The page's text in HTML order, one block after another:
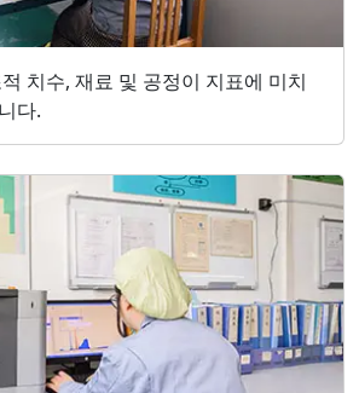
치수, 재료 및 공정이 지표에 미치
다.